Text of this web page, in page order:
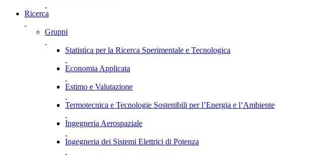
Ricerca
Gruppi
Statistica per la Ricerca Sperimentale e Tecnologica
Economia Applicata
Estimo e Valutazione
Termotecnica e Tecnologie Sostenibili per l’Energia e l’Ambiente
Ingegneria Aerospaziale
Ingegneria dei Sistemi Elettrici di Potenza